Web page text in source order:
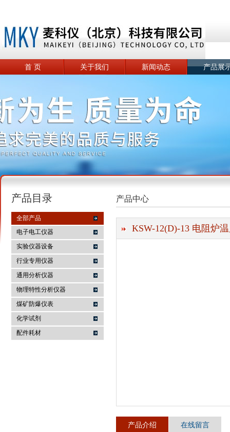
麦科仪（北京）科技有限公司
首 页 关于我们 新闻动态 产品展
产品目录
全部产品
电子电工仪器
实验仪器设备
行业专用仪器
通用分析仪器
物理特性分析仪器
煤矿防爆仪表
化学试剂
配件耗材
产品中心
KSW-12(D)-13 电阻炉
产品介绍 在线留言